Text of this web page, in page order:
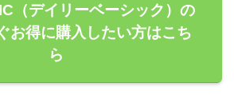
（デイリーベーシック）の
お得に購入したい方はこち
ら